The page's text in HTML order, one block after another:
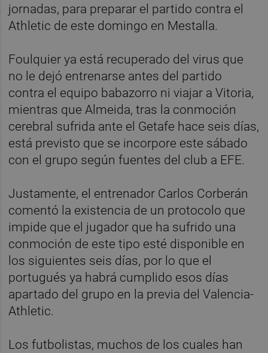
jornadas, para preparar el partido contra el
Athletic de este domingo en Mestalla.
Foulquier ya está recuperado del virus que
no le dejó entrenarse antes del partido
contra el equipo babazorro ni viajar a Vitoria,
mientras que Almeida, tras la conmoción
cerebral sufrida ante el Getafe hace seis días,
está previsto que se incorpore este sábado
con el grupo según fuentes del club a EFE.
Justamente, el entrenador Carlos Corberán
comentó la existencia de un protocolo que
impide que el jugador que ha sufrido una
conmoción de este tipo esté disponible en
los siguientes seis días, por lo que el
portugués ya habrá cumplido esos días
apartado del grupo en la previa del Valencia-
Athletic.
Los futbolistas, muchos de los cuales han